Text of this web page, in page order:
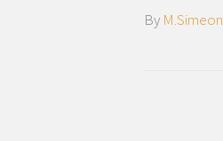
By M.Simeon